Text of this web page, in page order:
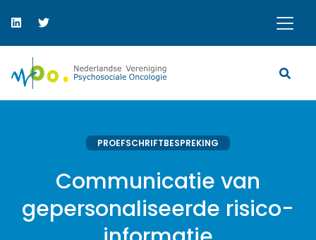
PROEFSCHRIFTBESPREKING
Communicatie van
gepersonaliseerde risico-